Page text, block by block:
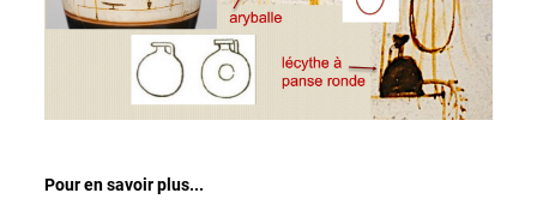
Pour en savoir plus...